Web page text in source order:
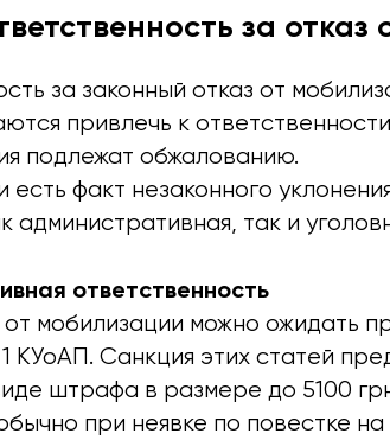
за отказ
за законный отказ от
привлечь к
подлежат обжалованию.
есть факт незаконного
административная, так и
ответственность
мобилизации можно ожидать
1 КУоАП. Санкция этих статей
штрафа в размере до 5100
при неявке по повестке